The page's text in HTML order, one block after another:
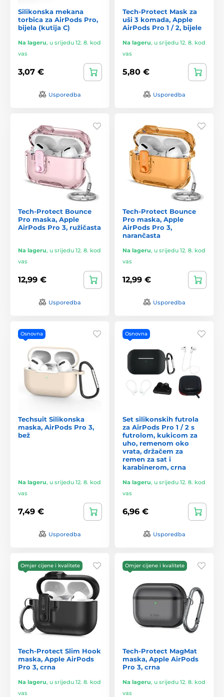
Silikonska mekana
torbica za AirPods Pro,
bijela (kutija C)
Na lageru, u srijedu 12. 8. kod
vas
3,07 €
Usporedba
Tech-Protect Mask za
uši 3 komada, Apple
AirPods Pro 1 / 2, bijele
Na lageru, u srijedu 12. 8. kod
vas
5,80 €
Usporedba
Tech-Protect Bounce
Pro maska, Apple
AirPods Pro 3, ružičasta
Na lageru, u srijedu 12. 8. kod
vas
12,99 €
Usporedba
Tech-Protect Bounce
Pro maska, Apple
AirPods Pro 3,
narančasta
Na lageru, u srijedu 12. 8. kod
vas
12,99 €
Usporedba
Osnovna
Techsuit Silikonska
maska, AirPods Pro 3,
bež
Na lageru, u srijedu 12. 8. kod
vas
7,49 €
Usporedba
Osnovna
Set silikonskih futrola
za AirPods Pro 1 / 2 s
futrolom, kukicom za
uho, remenom oko
vrata, držačem za
remen za sat i
karabinerom, crna
Na lageru, u srijedu 12. 8. kod
vas
6,96 €
Usporedba
Omjer cijene i kvalitete
Tech-Protect Slim Hook
maska, Apple AirPods
Pro 3, crna
Na lageru, u srijedu 12. 8. kod
vas
Omjer cijene i kvalitete
Tech-Protect MagMat
maska, Apple AirPods
Pro 3, crna
Na lageru, u srijedu 12. 8. kod
vas